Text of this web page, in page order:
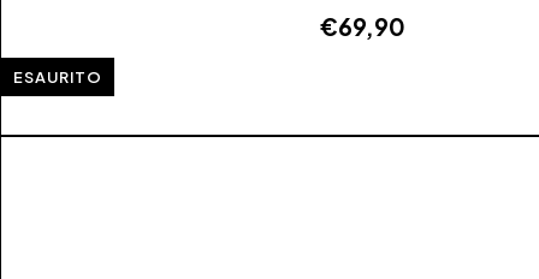
€69,90
ESAURITO